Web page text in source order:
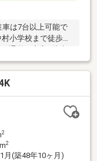
は7台以上可能で
小学校まで徒歩約
充実！■室内とお
す。～注意点～□
任は負いません）
況有姿での引渡し
見の際はご了承く
えもあり、契約し
2
2
月(築48年10ヶ月)